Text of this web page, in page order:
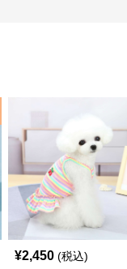
¥2,450 (税込)